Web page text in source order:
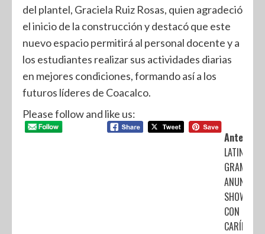
del plantel, Graciela Ruiz Rosas, quien agradeció
el inicio de la construcción y destacó que este
nuevo espacio permitirá al personal docente y a
los estudiantes realizar sus actividades diarias
en mejores condiciones, formando así a los
futuros líderes de Coacalco.
Please follow and like us:
Anterior:
LATIN
GRAMMYS
ANUNCIAN
SHOW
CON
CARÍN